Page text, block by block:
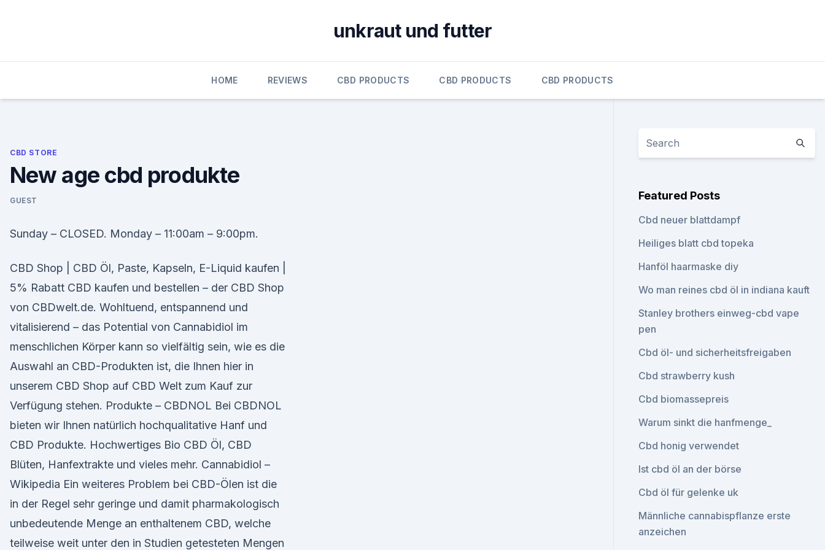
unkraut und futter
HOME REVIEWS CBD PRODUCTS CBD PRODUCTS CBD PRODUCTS
CBD STORE
New age cbd produkte
GUEST
Sunday – CLOSED. Monday – 11:00am – 9:00pm.
CBD Shop | CBD Öl, Paste, Kapseln, E-Liquid kaufen |
5% Rabatt CBD kaufen und bestellen – der CBD Shop
von CBDwelt.de. Wohltuend, entspannend und
vitalisierend – das Potential von Cannabidiol im
menschlichen Körper kann so vielfältig sein, wie es die
Auswahl an CBD-Produkten ist, die Ihnen hier in
unserem CBD Shop auf CBD Welt zum Kauf zur
Verfügung stehen. Produkte – CBDNOL Bei CBDNOL
bieten wir Ihnen natürlich hochqualitative Hanf und
CBD Produkte. Hochwertiges Bio CBD Öl, CBD
Blüten, Hanfextrakte und vieles mehr. Cannabidiol –
Wikipedia Ein weiteres Problem bei CBD-Ölen ist die
in der Regel sehr geringe und damit pharmakologisch
unbedeutende Menge an enthaltenem CBD, welche
teilweise weit unter den in Studien getesteten Mengen
Featured Posts
Cbd neuer blattdampf
Heiliges blatt cbd topeka
Hanföl haarmaske diy
Wo man reines cbd öl in indiana kauft
Stanley brothers einweg-cbd vape
pen
Cbd öl- und sicherheitsfreigaben
Cbd strawberry kush
Cbd biomassepreis
Warum sinkt die hanfmenge_
Cbd honig verwendet
Ist cbd öl an der börse
Cbd öl für gelenke uk
Männliche cannabispflanze erste
anzeichen